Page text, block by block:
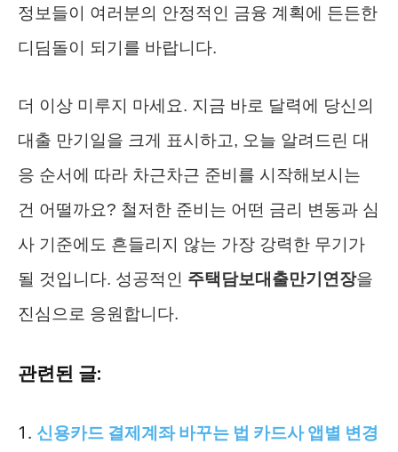
정보들이 여러분의 안정적인 금융 계획에 든든한
디딤돌이 되기를 바랍니다.
더 이상 미루지 마세요. 지금 바로 달력에 당신의
대출 만기일을 크게 표시하고, 오늘 알려드린 대
응 순서에 따라 차근차근 준비를 시작해보시는
건 어떨까요? 철저한 준비는 어떤 금리 변동과 심
사 기준에도 흔들리지 않는 가장 강력한 무기가
될 것입니다. 성공적인 주택담보대출만기연장을
진심으로 응원합니다.
관련된 글:
신용카드 결제계좌 바꾸는 법 카드사 앱별 변경